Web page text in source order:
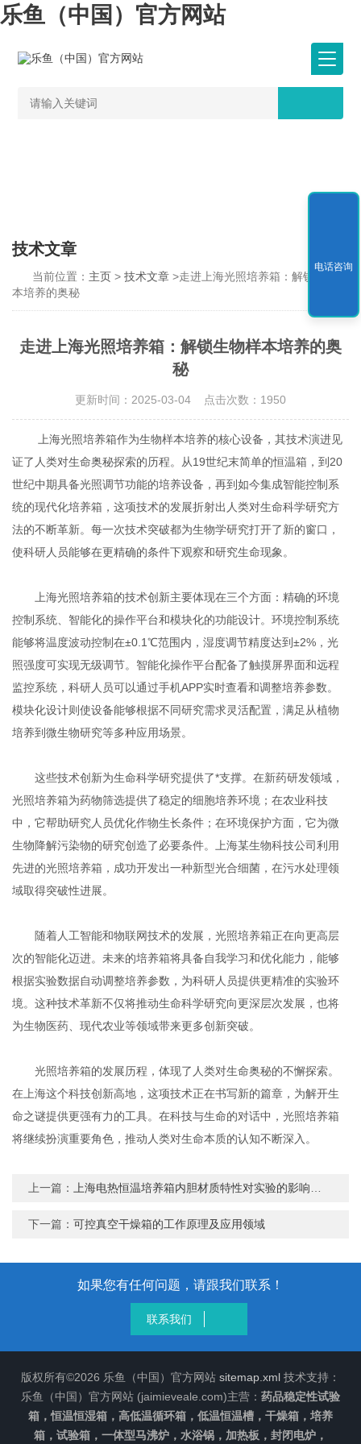
乐鱼（中国）官方网站
技术文章
当前位置： 主页 >技术文章 >走进上海光照培养箱：解锁生物样
本培养的奥秘
走进上海光照培养箱：解锁生物样本培养的奥
秘
更新时间：2025-03-04 点击次数：1950
上海光照培养箱作为生物样本培养的核心设备，其技术演进见
证了人类对生命奥秘探索的历程。从19世纪末简单的恒温箱，到20
世纪中期具备光照调节功能的培养设备，再到如今集成智能控制系
统的现代化培养箱，这项技术的发展折射出人类对生命科学研究方
法的不断革新。每一次技术突破都为生物学研究打开了新的窗口，
使科研人员能够在更精确的条件下观察和研究生命现象。
上海光照培养箱的技术创新主要体现在三个方面：精确的环境
控制系统、智能化的操作平台和模块化的功能设计。环境控制系统
能够将温度波动控制在±0.1℃范围内，湿度调节精度达到±2%，光
照强度可实现无级调节。智能化操作平台配备了触摸屏界面和远程
监控系统，科研人员可以通过手机APP实时查看和调整培养参数。
模块化设计则使设备能够根据不同研究需求灵活配置，满足从植物
培养到微生物研究等多种应用场景。
这些技术创新为生命科学研究提供了*支撑。在新药研发领域，
光照培养箱为药物筛选提供了稳定的细胞培养环境；在农业科技
中，它帮助研究人员优化作物生长条件；在环境保护方面，它为微
生物降解污染物的研究创造了必要条件。上海某生物科技公司利用
先进的光照培养箱，成功开发出一种新型光合细菌，在污水处理领
域取得突破性进展。
随着人工智能和物联网技术的发展，光照培养箱正在向更高层
次的智能化迈进。未来的培养箱将具备自我学习和优化能力，能够
根据实验数据自动调整培养参数，为科研人员提供更精准的实验环
境。这种技术革新不仅将推动生命科学研究向更深层次发展，也将
为生物医药、现代农业等领域带来更多创新突破。
光照培养箱的发展历程，体现了人类对生命奥秘的不懈探索。
在上海这个科技创新高地，这项技术正在书写新的篇章，为解开生
命之谜提供更强有力的工具。在科技与生命的对话中，光照培养箱
将继续扮演重要角色，推动人类对生命本质的认知不断深入。
上一篇：上海电热恒温培养箱内胆材质特性对实验的影响分析
下一篇：可控真空干燥箱的工作原理及应用领域
如果您有任何问题，请跟我们联系！
联系我们
版权所有©2026 乐鱼（中国）官方网站 sitemap.xml 技术支持：
乐鱼（中国）官方网站 (jaimieveale.com)主营： 药品稳定性试验
箱，恒温恒湿箱，高低温循环箱，低温恒温槽，干燥箱，培养
箱，试验箱，一体型马沸炉，水浴锅，加热板，封闭电炉，
电话咨询